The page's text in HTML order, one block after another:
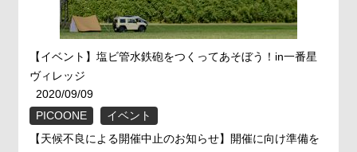
【イベント】塩ビ管水鉄砲をつくってあそぼう！in一番星
ヴィレッジ
2020/09/09
PICOONE
イベント
【天候不良による開催中止のお知らせ】開催に向け準備を